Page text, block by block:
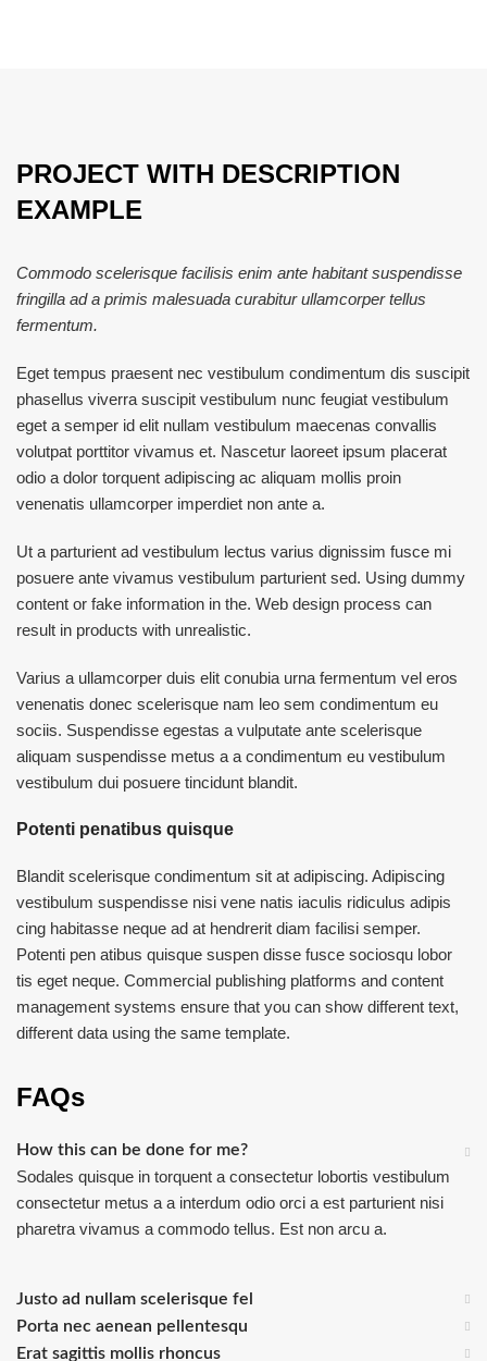
PROJECT WITH DESCRIPTION
EXAMPLE
Commodo scelerisque facilisis enim ante habitant suspendisse
fringilla ad a primis malesuada curabitur ullamcorper tellus
fermentum.
Eget tempus praesent nec vestibulum condimentum dis suscipit
phasellus viverra suscipit vestibulum nunc feugiat vestibulum
eget a semper id elit nullam vestibulum maecenas convallis
volutpat porttitor vivamus et. Nascetur laoreet ipsum placerat
odio a dolor torquent adipiscing ac aliquam mollis proin
venenatis ullamcorper imperdiet non ante a.
Ut a parturient ad vestibulum lectus varius dignissim fusce mi
posuere ante vivamus vestibulum parturient sed. Using dummy
content or fake information in the. Web design process can
result in products with unrealistic.
Varius a ullamcorper duis elit conubia urna fermentum vel eros
venenatis donec scelerisque nam leo sem condimentum eu
sociis. Suspendisse egestas a vulputate ante scelerisque
aliquam suspendisse metus a a condimentum eu vestibulum
vestibulum dui posuere tincidunt blandit.
Potenti penatibus quisque
Blandit scelerisque condimentum sit at adipiscing. Adipiscing
vestibulum suspendisse nisi vene natis iaculis ridiculus adipis
cing habitasse neque ad at hendrerit diam facilisi semper.
Potenti pen atibus quisque suspen disse fusce sociosqu lobor
tis eget neque. Commercial publishing platforms and content
management systems ensure that you can show different text,
different data using the same template.
FAQs
How this can be done for me?
Sodales quisque in torquent a consectetur lobortis vestibulum
consectetur metus a a interdum odio orci a est parturient nisi
pharetra vivamus a commodo tellus. Est non arcu a.
Justo ad nullam scelerisque fel
Porta nec aenean pellentesqu
Erat sagittis mollis rhoncus